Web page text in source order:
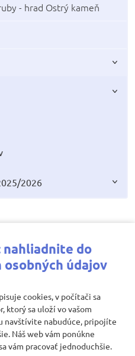
- hrad Ostrý kameň
2026
aktivity
nahliadnite do
osobných údajov
cookies, v počítači sa
ktorý sa uloží vo vašom
navštívite nabudúce, pripojíte
Náš web vám ponúkne
vám pracovať jednoduchšie.